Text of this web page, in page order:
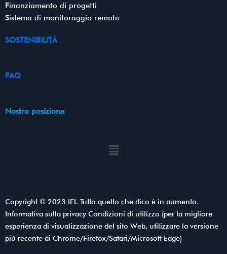
Finanziamento di progetti
Sistema di monitoraggio remoto
SOSTENIBILITÀ
FAQ
Nostra posizione
Menu
Copyright © 2023 IEI. Tutto quello che dico è in aumento.
Informativa sulla privacy Condizioni di utilizzo (per la migliore
esperienza di visualizzazione del sito Web, utilizzare la versione
più recente di Chrome/Firefox/Safari/Microsoft Edge)